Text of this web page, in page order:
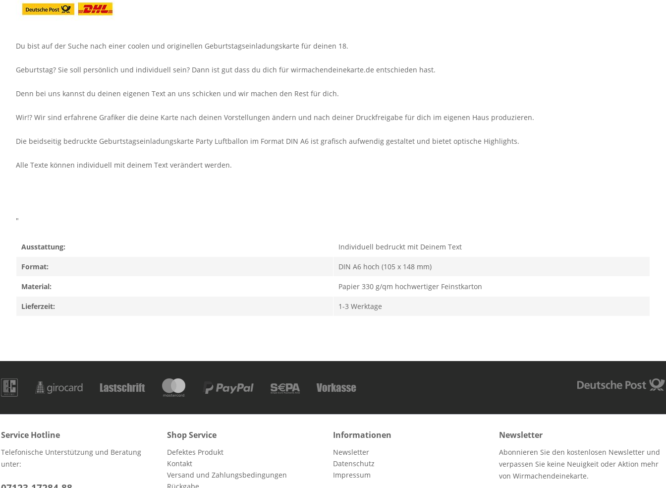
Du bist auf der Suche nach einer coolen und originellen Geburtstagseinladungskarte für deinen 18.
Geburtstag? Sie soll persönlich und individuell sein? Dann ist gut dass du dich für wirmachendeinekarte.de entschieden hast.
Denn bei uns kannst du deinen eigenen Text an uns schicken und wir machen den Rest für dich.
Wir!? Wir sind erfahrene Grafiker die deine Karte nach deinen Vorstellungen ändern und nach deiner Druckfreigabe für dich im eigenen Haus produzieren.
Die beidseitig bedruckte Geburtstagseinladungskarte Party Luftballon im Format DIN A6 ist grafisch aufwendig gestaltet und bietet optische Highlights.
Alle Texte können individuell mit deinem Text verändert werden.
"
Ausstattung: Individuell bedruckt mit Deinem Text
Format: DIN A6 hoch (105 x 148 mm)
Material: Papier 330 g/qm hochwertiger Feinstkarton
Lieferzeit: 1-3 Werktage
Service Hotline
Telefonische Unterstützung und Beratung
unter:
Shop Service
Defektes Produkt
Kontakt
Versand und Zahlungsbedingungen
Informationen
Newsletter
Datenschutz
Impressum
Newsletter
Abonnieren Sie den kostenlosen Newsletter und
verpassen Sie keine Neuigkeit oder Aktion mehr
von Wirmachendeinekarte.